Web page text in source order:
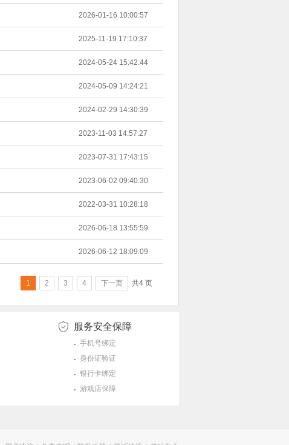
2026-01-16 10:00:57
2025-11-19 17:10:37
2024-05-24 15:42:44
2024-05-09 14:24:21
2024-02-29 14:30:39
2023-11-03 14:57:27
2023-07-31 17:43:15
2023-06-02 09:40:30
2022-03-31 10:28:18
2026-06-18 13:55:59
2026-06-12 18:09:09
1 2 3 4 下一页 共4 页
服务安全保障
手机号绑定
身份证验证
银行卡绑定
游戏店保障